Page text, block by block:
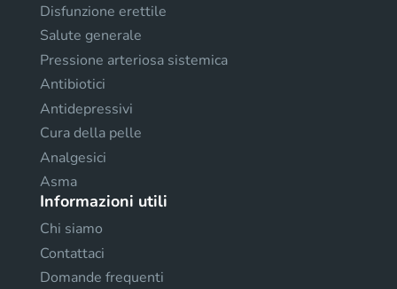
Disfunzione erettile
Salute generale
Pressione arteriosa sistemica
Antibiotici
Antidepressivi
Cura della pelle
Analgesici
Asma
Informazioni utili
Chi siamo
Contattaci
Domande frequenti